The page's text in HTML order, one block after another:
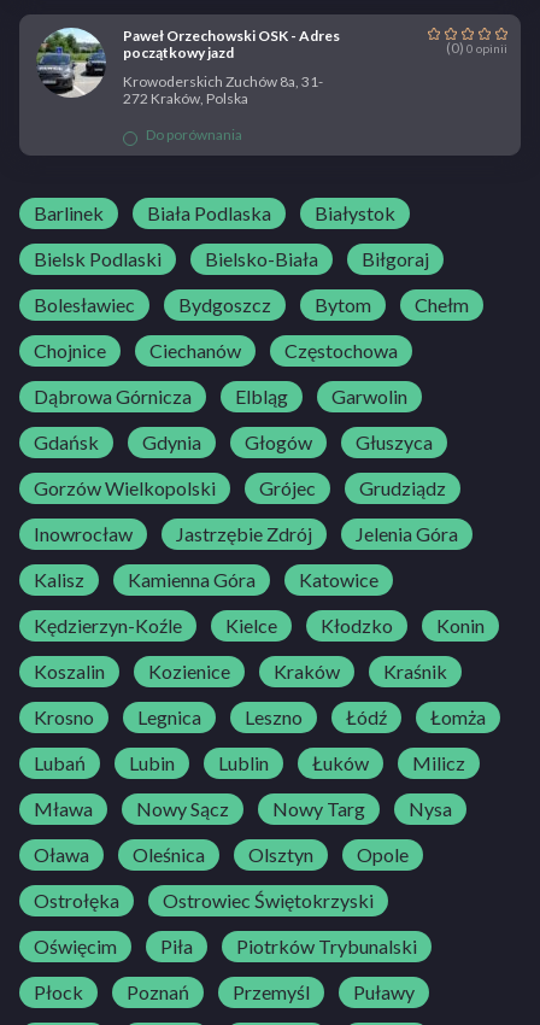
Paweł Orzechowski OSK - Adres
początkowy jazd
(0) 0 opinii
Krowoderskich Zuchów 8a, 31-
272 Kraków, Polska
Do porównania
Barlinek Biała Podlaska
Białystok
Bielsk Podlaski
Bielsko-Biała
Biłgoraj
Bolesławiec
Bydgoszcz Bytom
Chełm
Chojnice
Ciechanów
Częstochowa
Dąbrowa Górnicza
Elbląg
Garwolin
Gdańsk
Gdynia Głogów
Głuszyca
Gorzów Wielkopolski
Grójec
Grudziądz
Inowrocław
Jastrzębie Zdrój
Jelenia Góra
Kalisz
Kamienna Góra
Katowice
Kędzierzyn-Koźle
Kielce Kłodzko
Konin
Koszalin
Kozienice Kraków
Kraśnik
Krosno
Legnica Leszno Łódź
Łomża
Lubań
Lubin Lublin Łuków
Milicz
Mława
Nowy Sącz Nowy Targ
Nysa
Oława
Oleśnica Olsztyn
Opole
Ostrołęka
Ostrowiec Świętokrzyski
Oświęcim
Piła
Piotrków Trybunalski
Płock
Poznań Przemyśl Puławy